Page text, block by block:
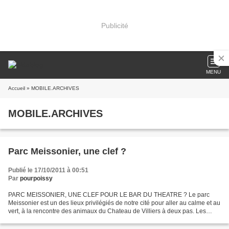
Publicité
MENU
Accueil » MOBILE.ARCHIVES
MOBILE.ARCHIVES
Parc Meissonier, une clef ?
Publié le 17/10/2011 à 00:51
Par pourpoissy
PARC MEISSONIER, UNE CLEF POUR LE BAR DU THEATRE ? Le parc
Meissonier est un des lieux privilégiés de notre cité pour aller au calme et au
vert, à la rencontre des animaux du Chateau de Villiers à deux pas. Les